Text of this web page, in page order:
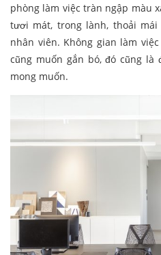
phòng làm việc tràn ngập màu
tươi mát, trong lành, thoải
nhân viên. Không gian làm
cũng muốn gắn bó, đó cũng là
mong muốn.